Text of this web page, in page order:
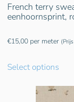
French terry
eenhoornsprint,
€15,00 per meter
Select options